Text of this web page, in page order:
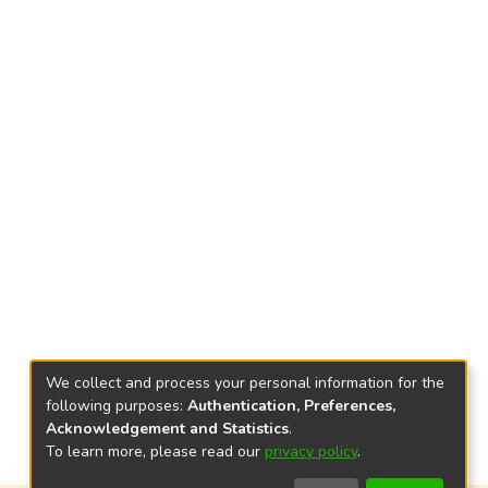
We collect and process your personal information for the
following purposes: Authentication, Preferences,
Acknowledgement and Statistics.
To learn more, please read our privacy policy.